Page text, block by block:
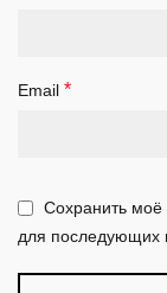
Email *
Сохранить моё
для последующих